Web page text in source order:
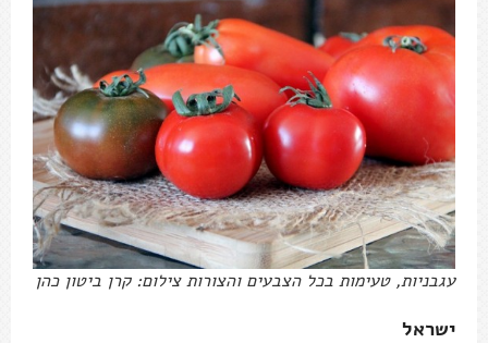
עגבניות, טעימות בכל הצבעים והצורות צילום: קרן ביטון כהן
ישראל